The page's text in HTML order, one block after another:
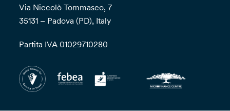
Via Niccolò Tommaseo, 7
35131 – Padova (PD), Italy
Partita IVA 01029710280